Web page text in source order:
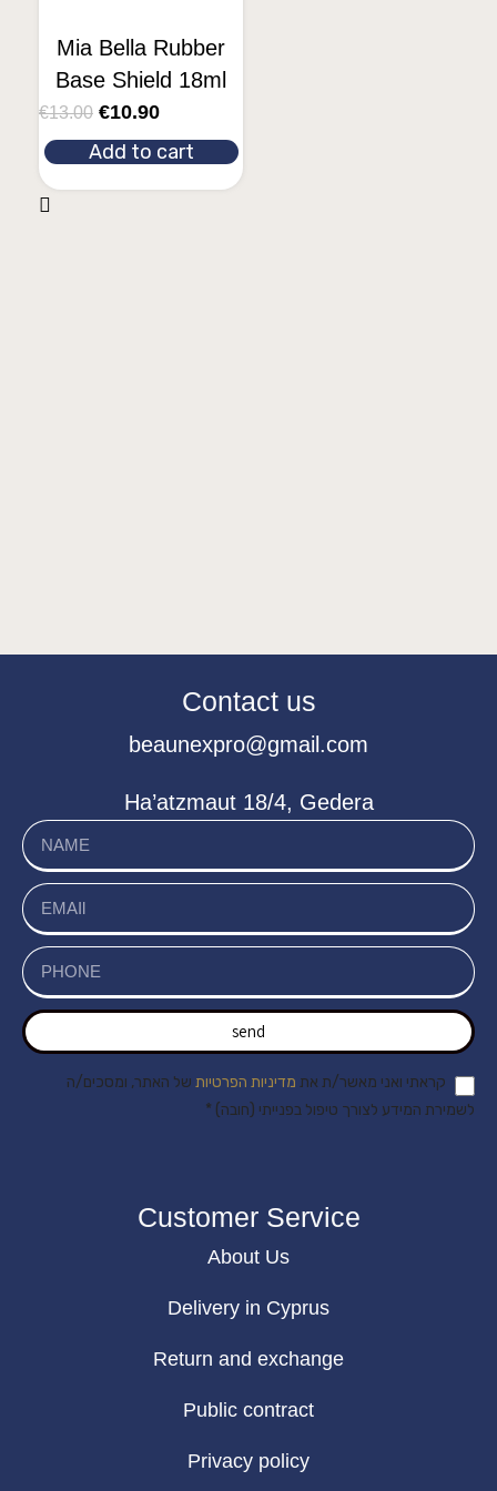
Mia Bella Rubber
Base Shield 18ml
€13.00 €10.90
Add to cart
Contact us
beaunexpro@gmail.com
Ha’atzmaut 18/4, Gedera
send
קראתי ואני מאשר/ת את מדיניות הפרטיות של האתר, ומסכים/ה
לשמירת המידע לצורך טיפול בפנייתי (חובה) *
Customer Service
About Us
Delivery in Cyprus
Return and exchange
Public contract
Privacy policy